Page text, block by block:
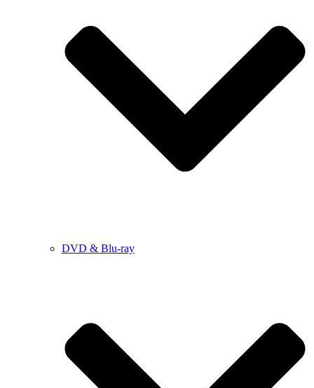
DVD & Blu-ray